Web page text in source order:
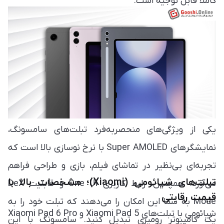
می‌کنند، قادرند جزئیات بیشتر و رنگ‌های زنده‌تری را در
فیلم‌ها نشان دهند.
نیاز به تبلت حرفه‌ای دارید، Galaxy Tab S9 Ultra با
نمایشگر Dynamic AMOLED 2X و پشتیبانی از S Pen
یکی از بهترین گزینه‌ها در بازار است.
یکی از ویژگی‌های منحصربه‌فرد تبلت‌های سامسونگ،
نمایشگرهای Super AMOLED با نرخ نوسازی بالا است که
تجربه‌ای بی‌نظیر در تماشای فیلم، بازی و طراحی فراهم
می‌آورد. همچنین، رابط کاربری One UI و قابلیت DeX
Mode به شما این امکان را می‌دهند که تبلت خود را به
یک کامپیوتر رومیزی تبدیل کنید. سامسونگ با این
تبلت‌های شیائومی (Xiaomi)؛ مشخصات بالا با
قیمت رقابتی
شیائومی با تبلت‌های Xiaomi Pad 5 و Xiaomi Pad 6 Pro